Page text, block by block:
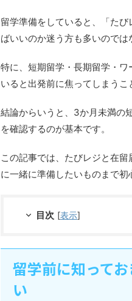
留学準備をしていると、「た
ばいいのか迷う方も多いのでは
特に、短期留学・長期留学・
いると出発前に焦ってしまうこ
結論からいうと、3か月未満の
を確認するのが基本です。
この記事では、たびレジと在
に一緒に準備したいものまで初
目次 [表示]
留学前に知って
い